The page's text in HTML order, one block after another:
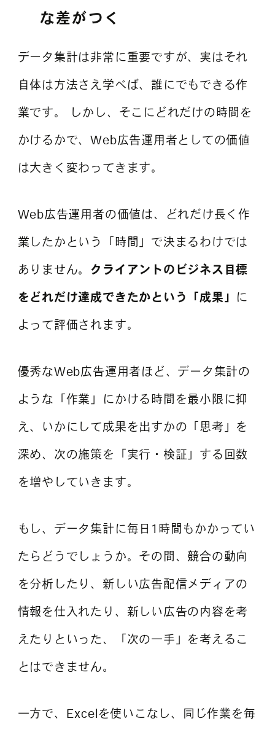
な差がつく
データ集計は非常に重要ですが、実はそれ
自体は方法さえ学べば、誰にでもできる作
業です。 しかし、そこにどれだけの時間を
かけるかで、Web広告運用者としての価値
は大きく変わってきます。
Web広告運用者の価値は、どれだけ長く作
業したかという「時間」で決まるわけでは
ありません。 クライアントのビジネス目標
をどれだけ達成できたかという「成果」 に
よって評価されます。
優秀なWeb広告運用者ほど、データ集計の
ような「作業」にかける時間を最小限に抑
え、いかにして成果を出すかの「思考」を
深め、次の施策を「実行・検証」する回数
を増やしていきます。
もし、データ集計に毎日1時間もかかってい
たらどうでしょうか。その間、競合の動向
を分析したり、新しい広告配信メディアの
情報を仕入れたり、新しい広告の内容を考
えたりといった、「次の一手」を考えるこ
とはできません。
一方で、Excelを使いこなし、同じ作業を毎